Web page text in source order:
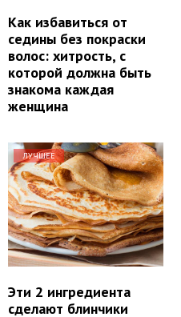
Как избавиться от
седины без покраски
волос: хитрость, с
которой должна быть
знакома каждая
женщина
ЛУЧШЕЕ
Эти 2 ингредиента
сделают блинчики